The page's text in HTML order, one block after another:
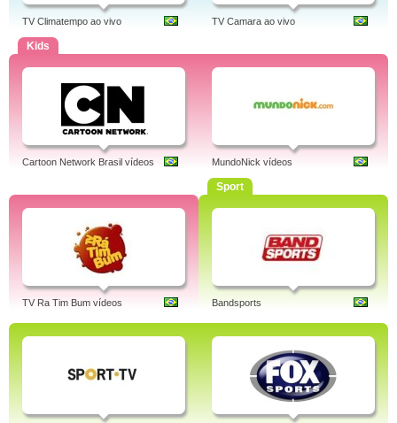
TV Climatempo ao vivo TV Camara ao vivo
Kids
Cartoon Network Brasil vídeos MundoNick vídeos
TV Ra Tim Bum vídeos
Sport
Bandsports